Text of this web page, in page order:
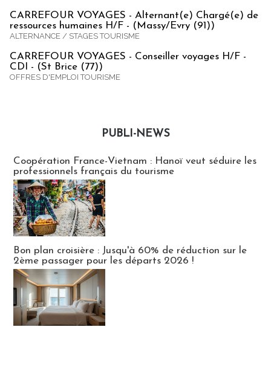
CARREFOUR VOYAGES - Alternant(e) Chargé(e) de
ressources humaines H/F - (Massy/Evry (91))
ALTERNANCE / STAGES TOURISME
CARREFOUR VOYAGES - Conseiller voyages H/F -
CDI - (St Brice (77))
OFFRES D'EMPLOI TOURISME
PUBLI-NEWS
Coopération France-Vietnam : Hanoï veut séduire les
professionnels français du tourisme
Bon plan croisière : Jusqu'à 60% de réduction sur le
2ème passager pour les départs 2026 !